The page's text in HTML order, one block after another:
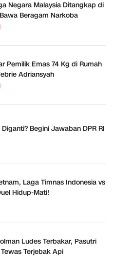
Negara Malaysia Ditangkap di
Beragam Narkoba
Pemilik Emas 74 Kg di Rumah
Adriansyah
Begini Jawaban DPR RI
Laga Timnas Indonesia vs
Hidup-Mati!
Ludes Terbakar, Pasutri
Terjebak Api